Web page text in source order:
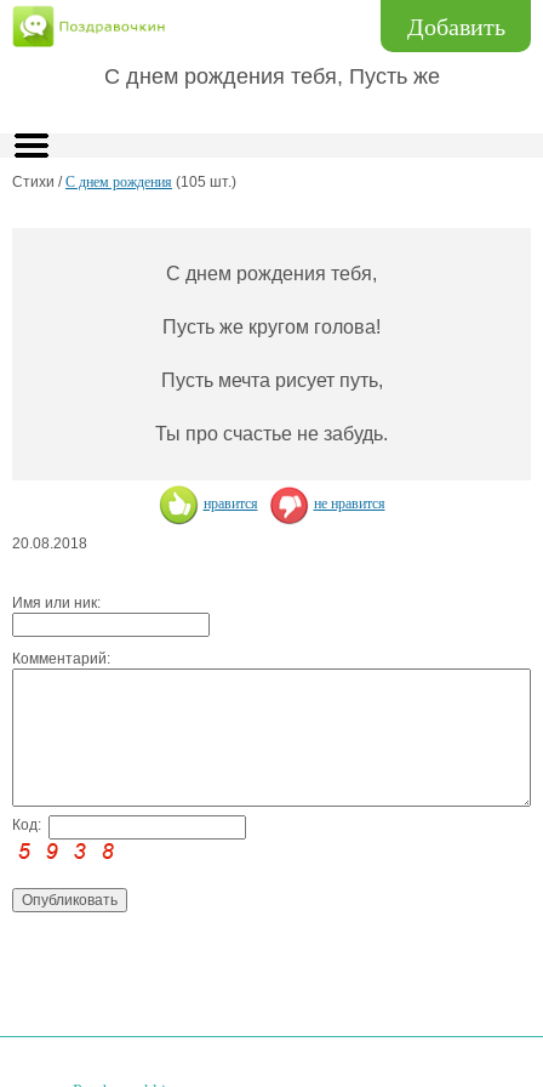
Добавить
С днем рождения тебя, Пусть же
Стихи /С днем рождения (105 шт.)
С днем рождения тебя,
Пусть же кругом голова!
Пусть мечта рисует путь,
Ты про счастье не забудь.
нравится не нравится
20.08.2018
Имя или ник:
Комментарий:
Код: